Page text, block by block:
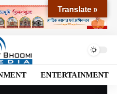
ENTERTAINMENT
Translate »